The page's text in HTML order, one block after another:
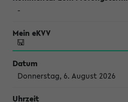
-
Donnerstag, 6. August 2026